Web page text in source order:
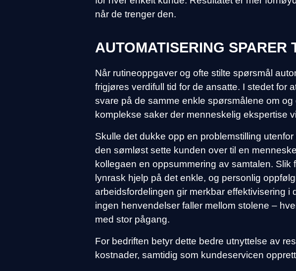
når de trenger den.
AUTOMATISERING SPARER
Når rutineoppgaver og ofte stilte spørsmål
frigjøres verdifull tid for de ansatte. I stedet for
svare på de samme enkle spørsmålene om
komplekse saker der menneskelig ekspertise
Skulle det dukke opp en problemstilling
den sømløst sette kunden over til en
kollegaen en oppsummering av samtalen.
lynrask hjelp på det enkle, og personlig
arbeidsfordelingen gir merkbar effektivisering i
ingen henvendelser faller mellom stolene –
med stor pågang.
For bedriften betyr dette bedre utnyttelse av
kostnader, samtidig som kundeservicen